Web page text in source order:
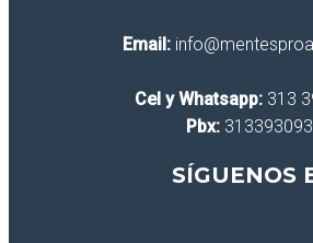
Email:
Cel y Whatsapp:313
Pbx:
SÍGUENOS